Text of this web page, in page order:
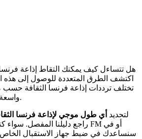
هل تتساءل كيف يمكنك التقاط إذاعة
اكتشف الطرق المتعددة للوصول إلى هذه
تختلف ترددات إذاعة فرنسا الثقافة حسب
واسعة على الأراضي الفرنسية.
لتحديد أي طول موجي لإذاعة فرنسا